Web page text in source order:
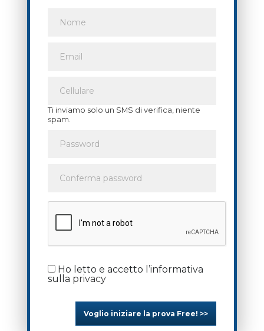
Ti inviamo solo un SMS di verifica, niente
spam.
Ho letto e accetto l’informativa
sulla privacy
Voglio iniziare la prova Free! >>